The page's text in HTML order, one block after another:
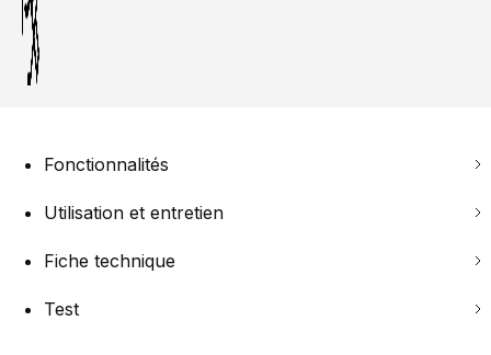
Fonctionnalités
Utilisation et entretien
Fiche technique
Test